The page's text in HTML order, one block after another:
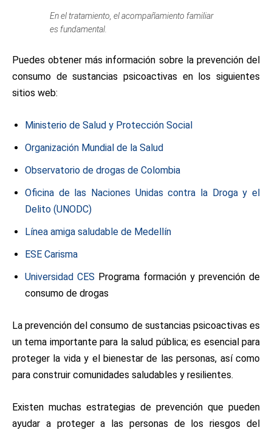
En el tratamiento, el acompañamiento familiar
es fundamental.
Puedes obtener más información sobre la prevención del
consumo de sustancias psicoactivas en los siguientes
sitios web:
Ministerio de Salud y Protección Social
Organización Mundial de la Salud
Observatorio de drogas de Colombia
Oficina de las Naciones Unidas contra la Droga y el
Delito (UNODC)
Línea amiga saludable de Medellín
ESE Carisma
Universidad CES Programa formación y prevención de
consumo de drogas
La prevención del consumo de sustancias psicoactivas es
un tema importante para la salud pública; es esencial para
proteger la vida y el bienestar de las personas, así como
para construir comunidades saludables y resilientes.
Existen muchas estrategias de prevención que pueden
ayudar a proteger a las personas de los riesgos del